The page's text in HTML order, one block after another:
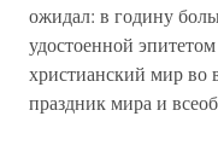
ожидал: в годину
удостоенной
христианский мир во
праздник мира и